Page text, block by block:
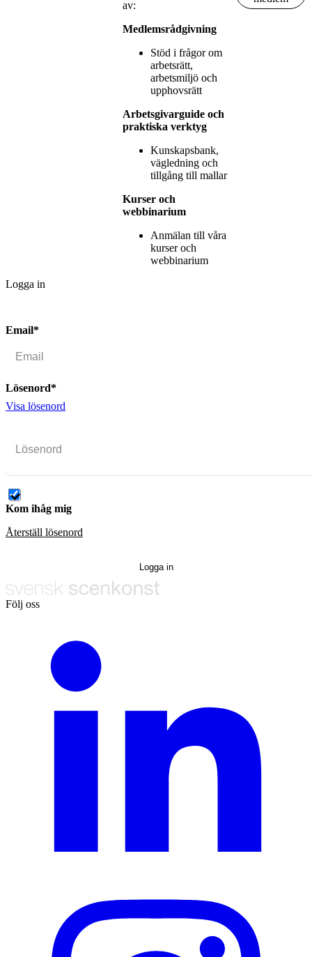
av:
Medlemsrådgivning
Stöd i frågor om
arbetsrätt,
arbetsmiljö och
upphovsrätt
Arbetsgivarguide och
praktiska verktyg
Kunskapsbank,
vägledning och
tillgång till mallar
Kurser och
webbinarium
Anmälan till våra
kurser och
webbinarium
Logga in
Email*
Lösenord*
Visa lösenord
Kom ihåg mig
Återställ lösenord
Följ oss